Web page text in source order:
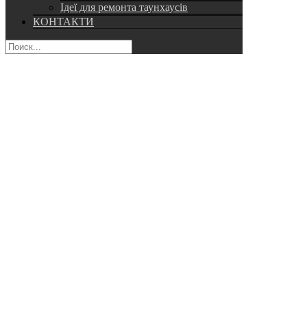
Ідеї для ремонта таунхаусів
КОНТАКТИ